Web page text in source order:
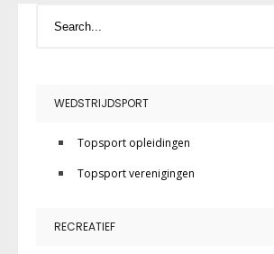
WEDSTRIJDSPORT
Topsport opleidingen
Topsport verenigingen
RECREATIEF